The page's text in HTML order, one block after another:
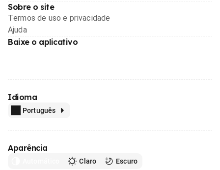
Sobre o site
Termos de uso e privacidade
Ajuda
Baixe o aplicativo
Idioma
Português
Aparência
Claro Escuro